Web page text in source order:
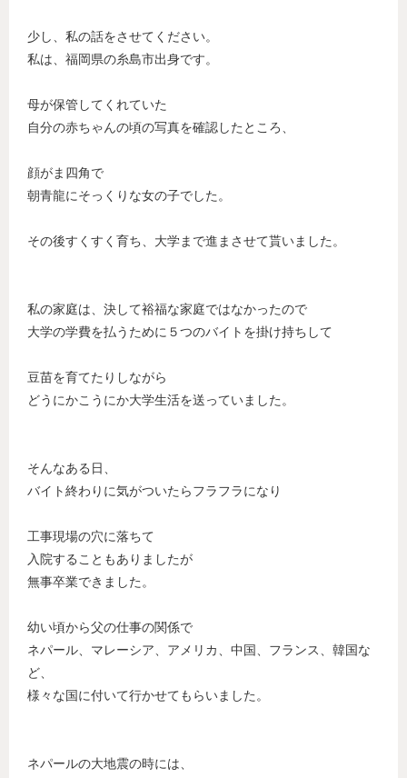
少し、私の話をさせてください。
私は、福岡県の糸島市出身です。
母が保管してくれていた
自分の赤ちゃんの頃の写真を確認したところ、
顔がま四角で
朝青龍にそっくりな女の子でした。
その後すくすく育ち、大学まで進まさせて貰いました。
私の家庭は、決して裕福な家庭ではなかったので
大学の学費を払うために５つのバイトを掛け持ちして
豆苗を育てたりしながら
どうにかこうにか大学生活を送っていました。
そんなある日、
バイト終わりに気がついたらフラフラになり
工事現場の穴に落ちて
入院することもありましたが
無事卒業できました。
幼い頃から父の仕事の関係で
ネパール、マレーシア、アメリカ、中国、フランス、韓国な
ど、
様々な国に付いて行かせてもらいました。
ネパールの大地震の時には、